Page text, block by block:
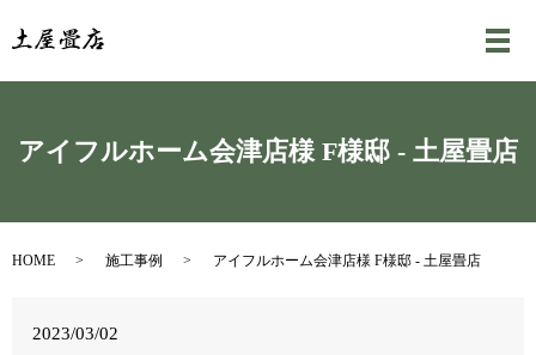
メ
アイフルホーム会津店様 F様邸 - 土屋畳店
HOME 施工事例 アイフルホーム会津店様 F様邸 - 土屋畳店
2023/03/02